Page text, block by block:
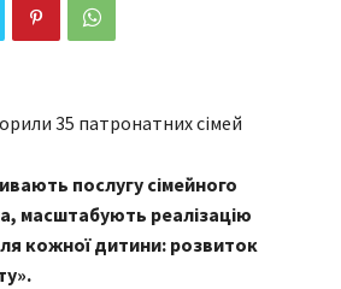
послугу сімейного
масштабують реалізацію
кожної дитини: розвиток